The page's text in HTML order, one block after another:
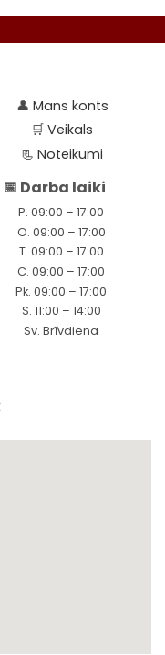
👤 Mans konts
🛒Veikals
📃Noteikumi
📅 Darba laiki
P. 09:00 – 17:00
O. 09:00 – 17:00
T. 09:00 – 17:00
C. 09:00 – 17:00
Pk. 09:00 – 17:00
S. 11:00 – 14:00
Sv. Brīvdiena